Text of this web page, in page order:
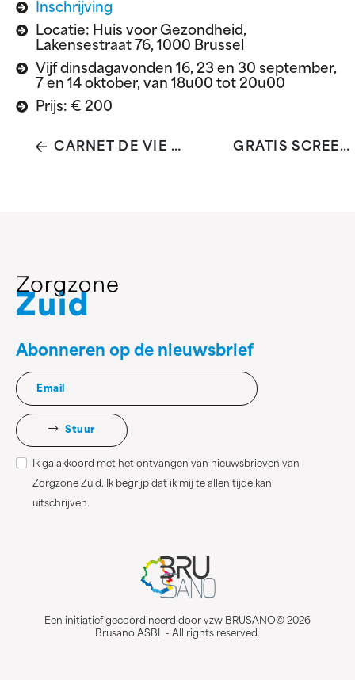
Inschrijving
Locatie: Huis voor Gezondheid,
Lakensestraat 76, 1000 Brussel
Vijf dinsdagavonden 16, 23 en 30 september,
7 en 14 oktober, van 18u00 tot 20u00
Prijs: € 200
CARNET DE VIE - SEMAINE DES AIDANTS PROCHES GRATIS SCREENING SOA'S FESTIVAL FOREST SOUND
Abonneren op de nieuwsbrief
Stuur
Ik ga akkoord met het ontvangen van nieuwsbrieven van
Zorgzone Zuid. Ik begrijp dat ik mij te allen tijde kan
uitschrijven.
Een initiatief gecoördineerd door vzw BRUSANO© 2026
Brusano ASBL - All rights reserved.